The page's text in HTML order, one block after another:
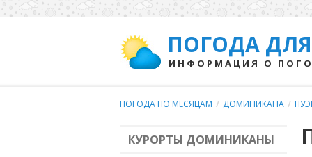
ПОГОДА
ИНФОРМАЦИЯ О
ПОГОДА ПО МЕСЯЦАМ / ДОМИНИКАНА /
КУРОРТЫ ДОМИНИКАНЫ